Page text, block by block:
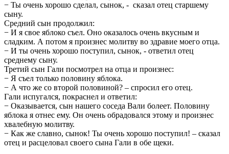
− Ты очень хорошо сделал, сынок, - сказал отец старшему
сыну.
Средний сын продолжил:
− И я свое яблоко съел. Оно оказалось очень вкусным и
сладким. А потом я произнес молитву во здравие моего отца.
− И ты очень хорошо поступил, сынок, - ответил отец
среднему сыну.
Третий сын Гали посмотрел на отца и произнес:
− Я съел только половину яблока.
− А что же со второй половиной? – спросил его отец.
Гали испугался, покраснел и ответил:
− Оказывается, сын нашего соседа Вали болеет. Половину
яблока я отнес ему. Он очень обрадовался этому и произнес
хвалебную молитву.
− Как же славно, сынок! Ты очень хорошо поступил! – сказал
отец и расцеловал своего сына Гали в обе щеки.